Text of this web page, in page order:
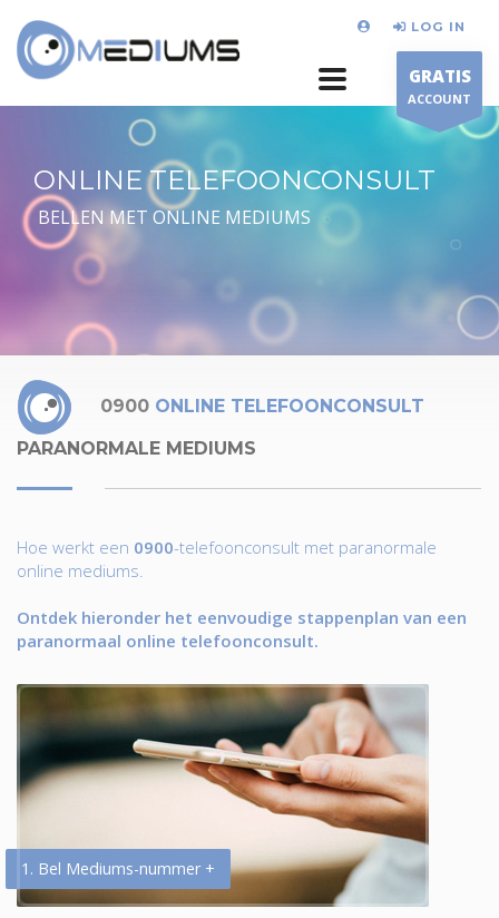
LOG IN
GRATIS
ACCOUNT
ONLINE TELEFOONCONSULT
BELLEN MET ONLINE MEDIUMS
0900 ONLINE TELEFOONCONSULT
PARANORMALE MEDIUMS
Hoe werkt een 0900-telefoonconsult met paranormale
online mediums.
Ontdek hieronder het eenvoudige stappenplan van een
paranormaal online telefoonconsult.
1. Bel Mediums-nummer +